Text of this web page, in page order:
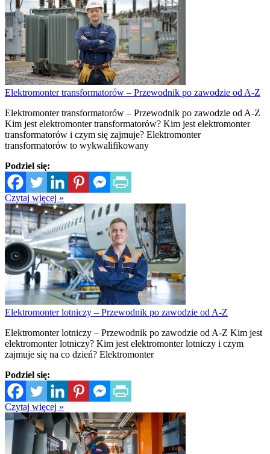
Elektromonter transformatorów – Przewodnik po zawodzie od A-Z
Elektromonter transformatorów – Przewodnik po zawodzie od A-Z
Kim jest elektromonter transformatorów? Kim jest elektromonter
transformatorów i czym się zajmuje? Elektromonter
transformatorów to wykwalifikowany
Podziel się:
Czytaj więcej »
Elektromonter lotniczy – Przewodnik po zawodzie od A-Z
Elektromonter lotniczy – Przewodnik po zawodzie od A-Z Kim jest
elektromonter lotniczy? Kim jest elektromonter lotniczy i czym
zajmuje się na co dzień? Elektromonter
Podziel się:
Czytaj więcej »